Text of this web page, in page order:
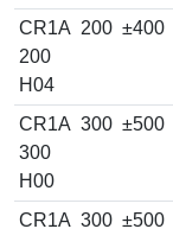
CR1A
200
H04
200 ±400
CR1A
300
H00
300 ±500
CR1A 300 ±500